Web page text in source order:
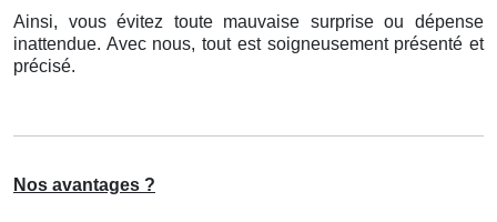
Ainsi, vous évitez toute mauvaise surprise ou dépense
inattendue. Avec nous, tout est soigneusement présenté et
précisé.
Nos avantages ?